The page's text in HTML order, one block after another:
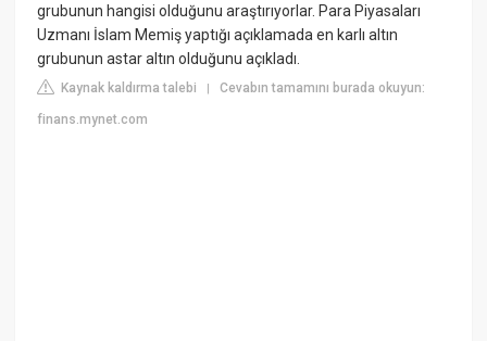
grubunun hangisi olduğunu araştırıyorlar. Para Piyasaları
Uzmanı İslam Memiş yaptığı açıklamada en karlı altın
grubunun astar altın olduğunu açıkladı.
Kaynak kaldırma talebi |Cevabın tamamını burada okuyun:
finans.mynet.com